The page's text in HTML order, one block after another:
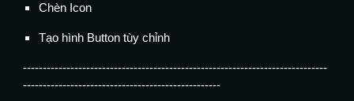
Chèn Icon
Tạo hình Button tùy chỉnh
-----------------------------------------------------------------------------
--------------------------------------------------